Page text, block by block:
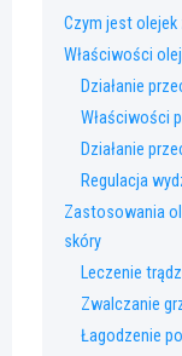
Czym jest olejek
Właściwości
Działanie
Właściwości
Działanie
Regulacja
Zastosowania
skóry
Leczenie
Zwalczanie
Łagodzenie